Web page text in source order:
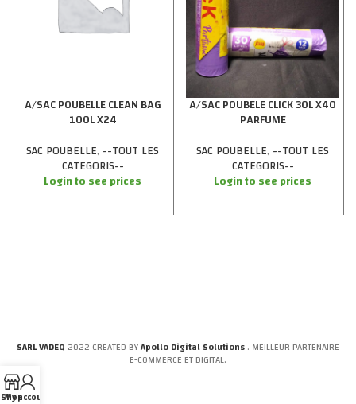
A/SAC POUBELLE CLEAN BAG
100L X24
SAC POUBELLE, --TOUT LES
CATEGORIS--
Login to see prices
A/SAC POUBELE CLICK 30L X40
PARFUME
SAC POUBELLE, --TOUT LES
CATEGORIS--
Login to see prices
SARL VADEQ 2022 CREATED BYApollo Digital Solutions. MEILLEUR PARTENAIRE
E-COMMERCE ET DIGITAL.
Shop
My account